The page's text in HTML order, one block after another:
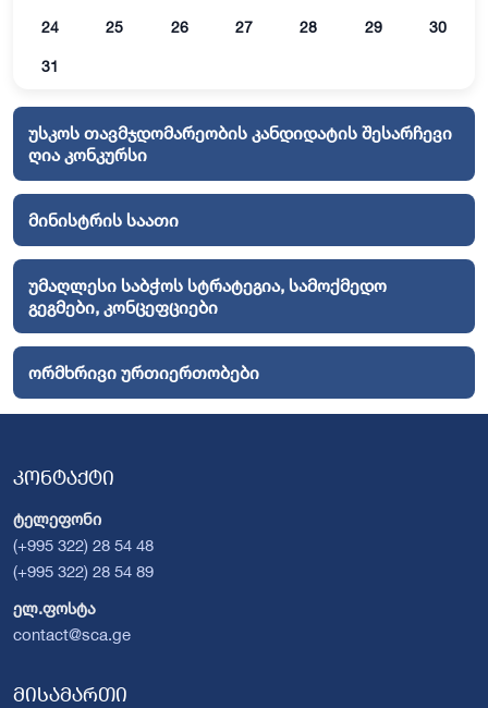
24 25 26 27 28 29 30
31
უსკოს თავმჯდომარეობის კანდიდატის შესარჩევი
ღია კონკურსი
მინისტრის საათი
უმაღლესი საბჭოს სტრატეგია, სამოქმედო
გეგმები, კონცეფციები
ორმხრივი ურთიერთობები
კონტაქტი
ტელეფონი
(+995 322) 28 54 48
(+995 322) 28 54 89
ელ.ფოსტა
contact@sca.ge
მისამართი